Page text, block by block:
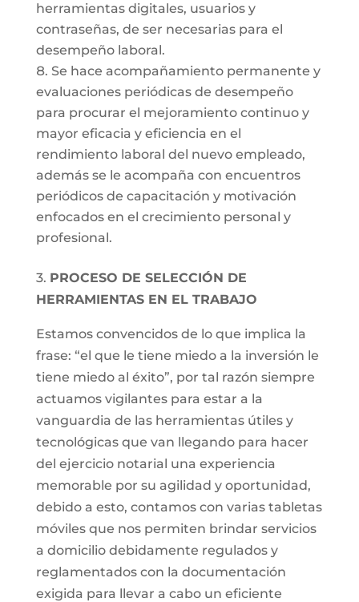
herramientas digitales, usuarios y
contraseñas, de ser necesarias para el
desempeño laboral.
Se hace acompañamiento permanente y
evaluaciones periódicas de desempeño
para procurar el mejoramiento continuo y
mayor eficacia y eficiencia en el
rendimiento laboral del nuevo empleado,
además se le acompaña con encuentros
periódicos de capacitación y motivación
enfocados en el crecimiento personal y
profesional.
3. PROCESO DE SELECCIÓN DE
HERRAMIENTAS EN EL TRABAJO
Estamos convencidos de lo que implica la
frase: “el que le tiene miedo a la inversión le
tiene miedo al éxito”, por tal razón siempre
actuamos vigilantes para estar a la
vanguardia de las herramientas útiles y
tecnológicas que van llegando para hacer
del ejercicio notarial una experiencia
memorable por su agilidad y oportunidad,
debido a esto, contamos con varias tabletas
móviles que nos permiten brindar servicios
a domicilio debidamente regulados y
reglamentados con la documentación
exigida para llevar a cabo un eficiente